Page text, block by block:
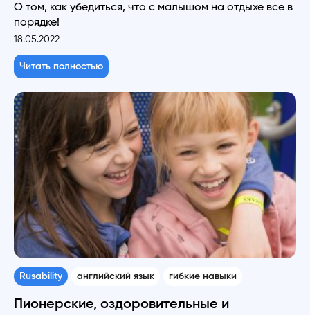
О том, как убедиться, что с малышом на отдыхе все в
порядке!
18.05.2022
Читать полностью
Rusability английский язык гибкие навыки
Пионерские, оздоровительные и